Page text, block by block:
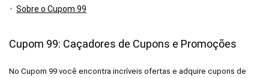
Sobre o Cupom 99
Cupom 99: Caçadores de Cupons e Promoções
No Cupom 99 você encontra incríveis ofertas e adquire cupons de